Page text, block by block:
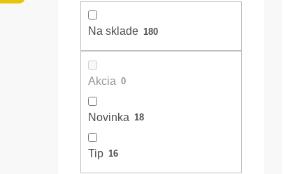
Na sklade 180
Akcia 0
Novinka 18
Tip 16